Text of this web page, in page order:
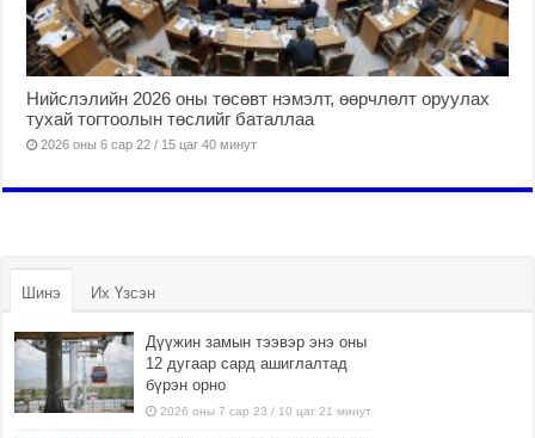
Нийслэлийн 2026 оны төсөвт нэмэлт, өөрчлөлт оруулах
тухай тогтоолын төслийг баталлаа
2026 оны 6 сар 22 / 15 цаг 40 минут
Шинэ Их Үзсэн
Дүүжин замын тээвэр энэ оны
12 дугаар сард ашиглалтад
бүрэн орно
2026 оны 7 сар 23 / 10 цаг 21 минут